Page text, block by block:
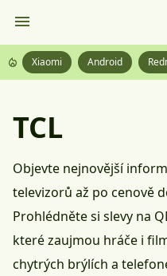
Xiaomi Android
TCL
Objevte nejnovější
televizorů až po cenově
Prohlédněte si slevy na
které zaujmou hráče i
chytrých brýlích a